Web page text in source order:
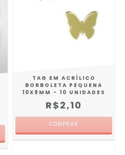
TAG EM ACRÍLICO
BORBOLETA PEQUENA
10X9MM - 10 UNIDADES
R$2,10